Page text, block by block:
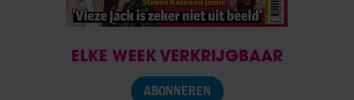
ELKE WEEK VERKRIJGBAAR
ABONNEREN